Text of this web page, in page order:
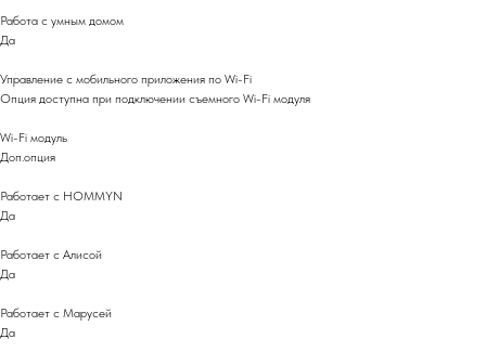
Работа с умным домом
Да
Управление c мобильного приложения по Wi-Fi
Опция доступна при подключении съемного Wi-Fi модуля
Wi-Fi модуль
Доп.опция
Работает с HOMMYN
Да
Работает с Алисой
Да
Работает с Марусей
Да